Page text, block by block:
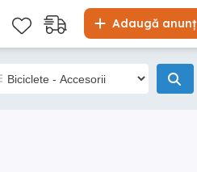
Adaugă anunț